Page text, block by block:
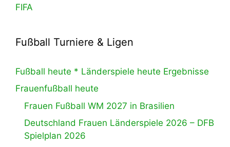
FIFA
Fußball Turniere & Ligen
Fußball heute * Länderspiele heute Ergebnisse
Frauenfußball heute
Frauen Fußball WM 2027 in Brasilien
Deutschland Frauen Länderspiele 2026 – DFB
Spielplan 2026